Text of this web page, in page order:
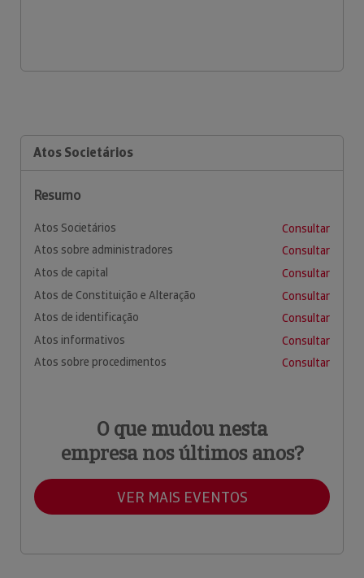
Atos Societários
Resumo
Atos Societários
Consultar
Atos sobre administradores
Consultar
Atos de capital
Consultar
Atos de Constituição e Alteração
Consultar
Atos de identificação
Consultar
Atos informativos
Consultar
Atos sobre procedimentos
Consultar
O que mudou nesta
empresa nos últimos anos?
VER MAIS EVENTOS